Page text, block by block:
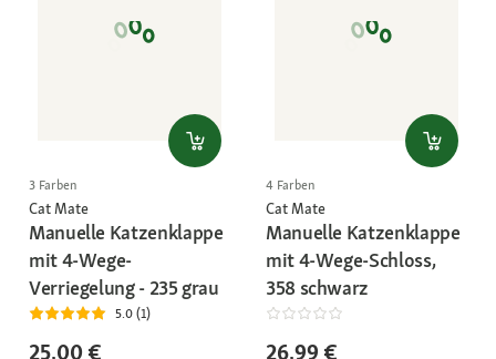
3 Farben
Cat Mate
Manuelle Katzenklappe
mit 4-Wege-
Verriegelung - 235 grau
5.0 (1)
25,00 €
4 Farben
Cat Mate
Manuelle Katzenklappe
mit 4-Wege-Schloss,
358 schwarz
26,99 €